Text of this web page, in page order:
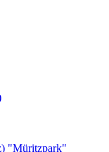
"Müritzpark"